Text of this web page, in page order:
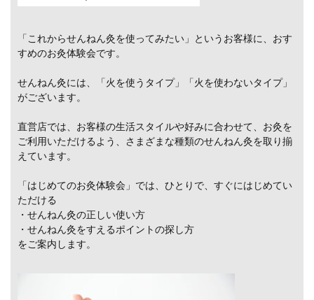
「これからせんねん灸を使ってみたい」というお客様に、おす
すめのお灸体験会です。
せんねん灸には、「火を使うタイプ」「火を使わないタイプ」
がございます。
直営店では、お客様の生活スタイルや好みに合わせて、お灸を
ご利用いただけるよう、さまざまな種類のせんねん灸を取り揃
えています。
「はじめてのお灸体験会」では、ひとりで、すぐにはじめてい
ただける
・せんねん灸の正しい使い方
・せんねん灸をすえるポイントの探し方
をご案内します。